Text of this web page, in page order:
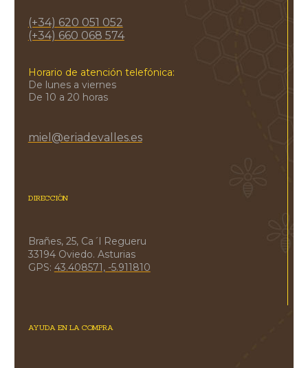
(+34) 620 051 052
(+34) 660 068 574
Horario de atención telefónica:
De lunes a viernes
De 10 a 20 horas
miel@eriadevalles.es
DIRECCIÓN
Brañes, 25, Ca´l Regueru
33194 Oviedo. Asturias
GPS: 43.408571, -5.911810
AYUDA EN LA COMPRA